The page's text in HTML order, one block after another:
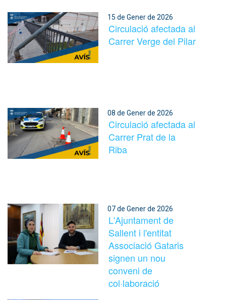
15 de Gener de 2026
Circulació afectada al
Carrer Verge del Pilar
08 de Gener de 2026
Circulació afectada al
Carrer Prat de la
Riba
07 de Gener de 2026
L'Ajuntament de
Sallent i l'entitat
Associació Gataris
signen un nou
conveni de
col·laboració